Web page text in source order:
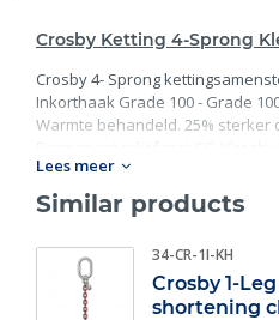
Crosby Ketting 4-Sprong
Crosby 4- Sprong
Inkorthaak Grade 100 - Grade
Warmte behandeld. 25% sterker
Zwarte roestwerende coating.
werkbelasting met certificaat.
vereisten van ASME B30.26,
Belangrijk is dat alle
prestatie- eisen, waaronder
stooteigenschappen en
Lees meer
Similar products
34-CR-1I-KH
Crosby 1-
shortening